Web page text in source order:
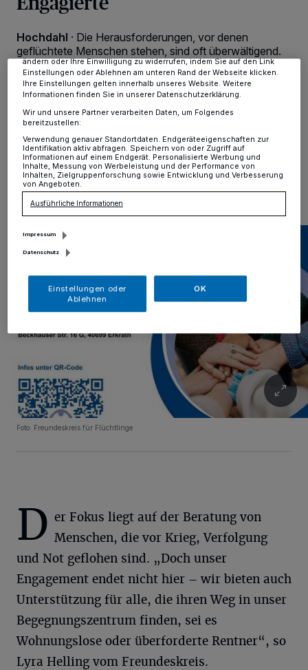
Hochdahl · Die Herausforderungen, vor denen
geflüchtete Menschen stehen, sind oft überwältigend.
Um diesen Menschen eine helfende Hand zu reichen
und ein Zeichen der Solidarität zu setzen, lädt der
Freundeskreis für Flüchtlinge alle interessierten
Ehrenamtler herzlich zu einem Treffen ein.
11.01.2024 , 15:43 Uhr Eine Minute Lesezeit
Foto: Freundeskreis für Flüchtlinge
D er Fokus liegt auf der Beratung von
Menschen, die vor Krieg, Verfolgung
und Not geflohen sind. „Doch unser
Engagement endet nicht hier – wir bieten auch
Unterstützung für alle, die ihren Weg in unser
Begegnungszentrum finden, sei es
Wohnungslose oder überforderte Rentner“, so
Lyra Helling vom Freundeskreis.
Tracking-Technologien für die unter „Wir und unsere Partner
Anzeigen möglicherweise nicht mehr so relevant für Sie. Sie können
dieses Menü jederzeit wieder aufrufen, um Ihre Einstellungen zu
ändern oder Ihre Einwilligung zu widerrufen, indem Sie auf den Link
Einstellungen oder Ablehnen am unteren Rand der Webseite klicken.
Ihre Einstellungen gelten innerhalb unseres Website. Weitere
Informationen finden Sie in unserer Datenschutzerklärung.
Wir und unsere Partner verarbeiten Daten, um Folgendes
bereitzustellen:
Verwendung genauer Standortdaten. Endgeräteeigenschaften zur
Identifikation aktiv abfragen. Speichern von oder Zugriff auf
Informationen auf einem Endgerät. Personalisierte Werbung und
Inhalte, Messung von Werbeleistung und der Performance von
Inhalten, Zielgruppenforschung sowie Entwicklung und Verbesserung
von Angeboten.
Ausführliche Informationen
Impressum
Datenschutz
Einstellungen oder
Ablehnen
OK